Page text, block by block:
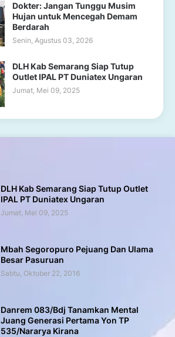
Dokter: Jangan Tunggu Musim
Hujan untuk Mencegah Demam
Berdarah
Senin, Agustus 03, 2026
DLH Kab Semarang Siap Tutup
Outlet IPAL PT Duniatex Ungaran
Jumat, Mei 09, 2025
DLH Kab Semarang Siap Tutup Outlet
IPAL PT Duniatex Ungaran
Jumat, Mei 09, 2025
Mbah Segoropuro Pejuang Dan Ulama
Besar Pasuruan
Sabtu, Oktober 22, 2016
Danrem 083/Bdj Tanamkan Mental
Juang Generasi Pertama Yon TP
535/Nararya Kirana